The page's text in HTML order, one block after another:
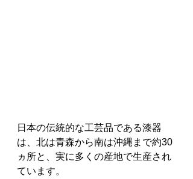
日本の伝統的な工芸品である漆器
は、北は青森から南は沖縄まで約30
ヵ所と、実に多くの産地で生産され
ています。